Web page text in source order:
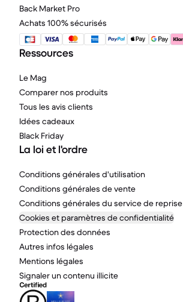
Back Market Pro
Achats 100% sécurisés
Ressources
Le Mag
Comparer nos produits
Tous les avis clients
Idées cadeaux
Black Friday
La loi et l'ordre
Conditions générales d'utilisation
Conditions générales de vente
Conditions générales du service de reprise
Cookies et paramètres de confidentialité
Protection des données
Autres infos légales
Mentions légales
Signaler un contenu illicite